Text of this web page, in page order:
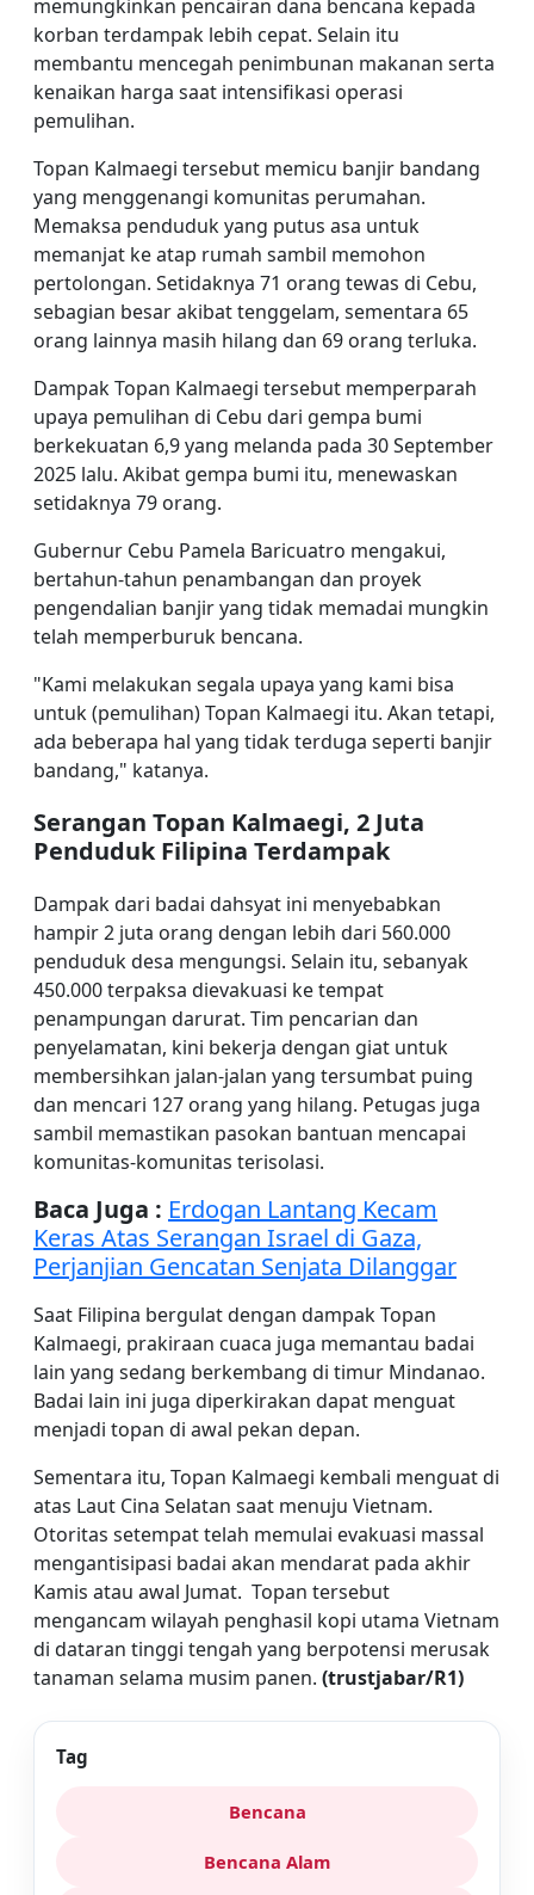
memungkinkan pencairan dana bencana kepada
korban terdampak lebih cepat. Selain itu
membantu mencegah penimbunan makanan serta
kenaikan harga saat intensifikasi operasi
pemulihan.
Topan Kalmaegi tersebut memicu banjir bandang
yang menggenangi komunitas perumahan.
Memaksa penduduk yang putus asa untuk
memanjat ke atap rumah sambil memohon
pertolongan. Setidaknya 71 orang tewas di Cebu,
sebagian besar akibat tenggelam, sementara 65
orang lainnya masih hilang dan 69 orang terluka.
Dampak Topan Kalmaegi tersebut memperparah
upaya pemulihan di Cebu dari gempa bumi
berkekuatan 6,9 yang melanda pada 30 September
2025 lalu. Akibat gempa bumi itu, menewaskan
setidaknya 79 orang.
Gubernur Cebu Pamela Baricuatro mengakui,
bertahun-tahun penambangan dan proyek
pengendalian banjir yang tidak memadai mungkin
telah memperburuk bencana.
"Kami melakukan segala upaya yang kami bisa
untuk (pemulihan) Topan Kalmaegi itu. Akan tetapi,
ada beberapa hal yang tidak terduga seperti banjir
bandang," katanya.
Serangan Topan Kalmaegi, 2 Juta
Penduduk Filipina Terdampak
Dampak dari badai dahsyat ini menyebabkan
hampir 2 juta orang dengan lebih dari 560.000
penduduk desa mengungsi. Selain itu, sebanyak
450.000 terpaksa dievakuasi ke tempat
penampungan darurat. Tim pencarian dan
penyelamatan, kini bekerja dengan giat untuk
membersihkan jalan-jalan yang tersumbat puing
dan mencari 127 orang yang hilang. Petugas juga
sambil memastikan pasokan bantuan mencapai
komunitas-komunitas terisolasi.
Baca Juga : Erdogan Lantang Kecam
Keras Atas Serangan Israel di Gaza,
Perjanjian Gencatan Senjata Dilanggar
Saat Filipina bergulat dengan dampak Topan
Kalmaegi, prakiraan cuaca juga memantau badai
lain yang sedang berkembang di timur Mindanao.
Badai lain ini juga diperkirakan dapat menguat
menjadi topan di awal pekan depan.
Sementara itu, Topan Kalmaegi kembali menguat di
atas Laut Cina Selatan saat menuju Vietnam.
Otoritas setempat telah memulai evakuasi massal
mengantisipasi badai akan mendarat pada akhir
Kamis atau awal Jumat. Topan tersebut
mengancam wilayah penghasil kopi utama Vietnam
di dataran tinggi tengah yang berpotensi merusak
tanaman selama musim panen. (trustjabar/R1)
Tag
Bencana
Bencana Alam